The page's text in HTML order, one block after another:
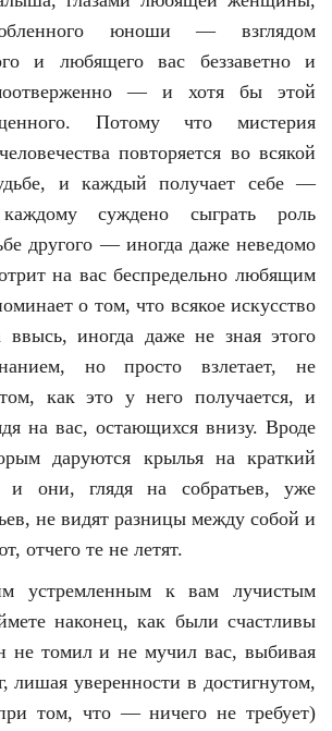
юноши — взглядом
и любящего вас беззаветно и
— и хотя бы этой
Потому что мистерия
повторяется во всякой
и каждый получает себе —
суждено сыграть роль
другого — иногда даже неведомо
на вас беспредельно любящим
о том, что всякое искусство
иногда даже не зная этого
но просто взлетает, не
как это у него получается, и
на вас, остающихся внизу. Вроде
даруются крылья на краткий
они, глядя на собратьев, уже
не видят разницы между собой и
отчего те не летят.
устремленным к вам лучистым
наконец, как были счастливы
не томил и не мучил вас, выбивая
лишая уверенности в достигнутом,
том, что — ничего не требует)